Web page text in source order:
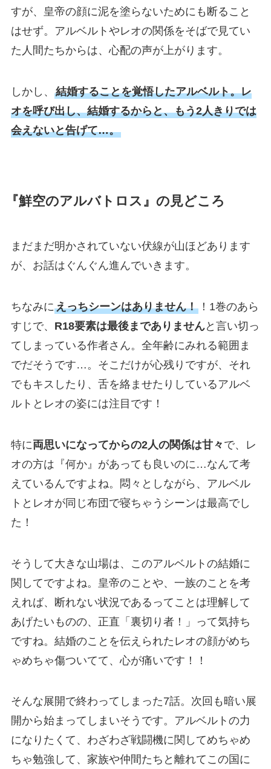
すが、皇帝の顔に泥を塗らないためにも断ること
はせず。アルベルトやレオの関係をそばで見てい
た人間たちからは、心配の声が上がります。
しかし、 結婚することを覚悟したアルベルト。レ
オを呼び出し、結婚するからと、もう2人きりでは
会えないと告げて…。
『鮮空のアルバトロス』の見どころ
まだまだ明かされていない伏線が山ほどあります
が、お話はぐんぐん進んでいきます。
ちなみにえっちシーンはありません！！1巻のあら
すじで、 R18要素は最後までありませんと言い切っ
てしまっている作者さん。全年齢にみれる範囲ま
でだそうです…。そこだけが心残りですが、それ
でもキスしたり、舌を絡ませたりしているアルベ
ルトとレオの姿には注目です！
特に両思いになってからの2人の関係は甘々 で、レ
オの方は『何か』があっても良いのに…なんて考
えているんですよね。悶々としながら、アルベル
トとレオが同じ布団で寝ちゃうシーンは最高でし
た！
そうして大きな山場は、このアルベルトの結婚に
関してですよね。皇帝のことや、一族のことを考
えれば、断れない状況であるってことは理解して
あげたいものの、正直「裏切り者！」って気持ち
ですね。結婚のことを伝えられたレオの顔がめち
ゃめちゃ傷ついてて、心が痛いです！！
そんな展開で終わってしまった7話。次回も暗い展
開から始まってしまいそうです。アルベルトの力
になりたくて、わざわざ戦闘機に関してめちゃめ
ちゃ勉強して、家族や仲間たちと離れてこの国に